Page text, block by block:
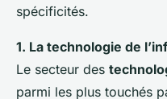
spécificités.
1. La technologie de
Le secteur des
parmi les plus touchés